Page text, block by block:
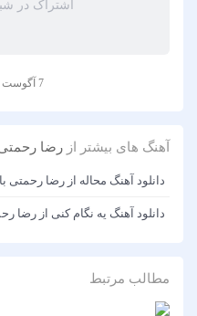
اشتراک در
7 آگوست 2024
آهنگ های بیشتر از رضا
دانلود آهنگ محاله از رضا رحمتی با کیفیت 320
دانلود آهنگ یه نگام کنی از رضا رحمتی با
مطالب مرتبط